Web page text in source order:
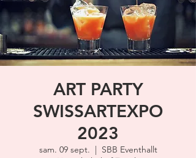
ART PARTY
SWISSARTEXPO
2023
sam. 09 sept.
  |
SBB Eventhallt